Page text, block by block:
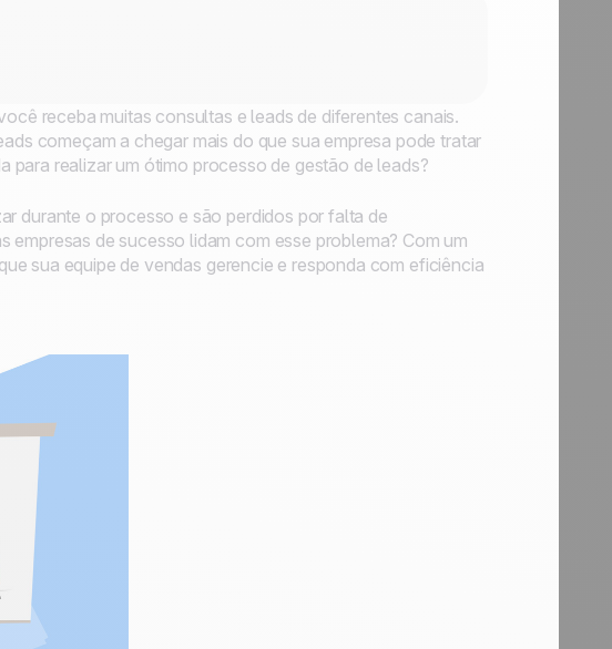
receba muitas consultas e leads de diferentes canais.
começam a chegar mais do que sua empresa pode tratar
para realizar um ótimo processo de gestão de leads?
durante o processo e são perdidos por falta de
de sucesso lidam com esse problema? Com um
sua equipe de vendas gerencie e responda com eficiência